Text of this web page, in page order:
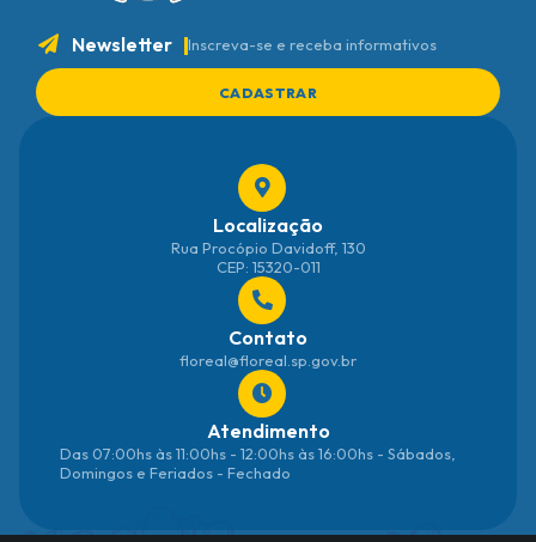
Newsletter Inscreva-se e receba informativos
CADASTRAR
Localização
Rua Procópio Davidoff, 130
CEP: 15320-011
Contato
floreal@floreal.sp.gov.br
Atendimento
Das 07:00hs às 11:00hs - 12:00hs às 16:00hs - Sábados,
Domingos e Feriados - Fechado